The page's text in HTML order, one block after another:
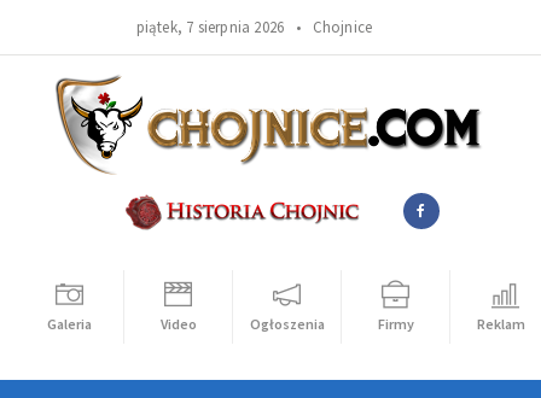
piątek, 7 sierpnia 2026 • Chojnice
Galeria Video Ogłoszenia Firmy Reklama